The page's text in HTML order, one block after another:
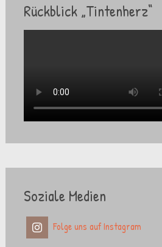
Rückblick „Tintenherz“
Soziale Medien
Folge uns auf Instagram